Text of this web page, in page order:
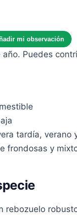
mi observación
Puedes
tardía, verano
frondosas y
rebozuelo